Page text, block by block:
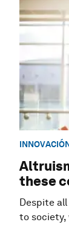
these
Despite
to society,